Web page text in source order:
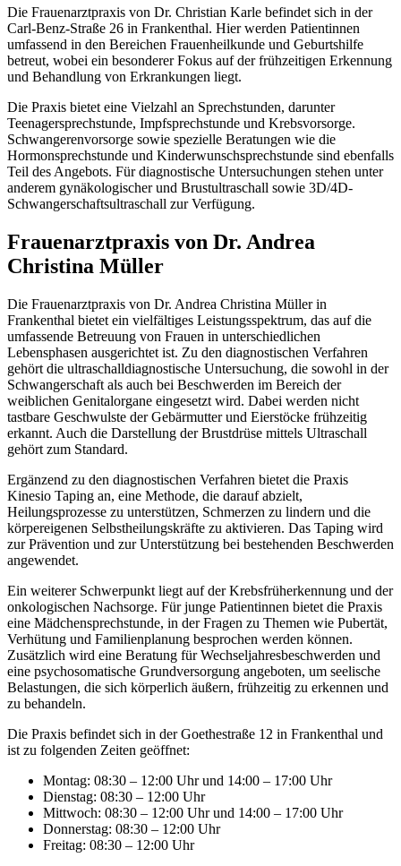
Die Frauenarztpraxis von Dr. Christian Karle befindet sich in der
Carl-Benz-Straße 26 in Frankenthal. Hier werden Patientinnen
umfassend in den Bereichen Frauenheilkunde und Geburtshilfe
betreut, wobei ein besonderer Fokus auf der frühzeitigen Erkennung
und Behandlung von Erkrankungen liegt.
Die Praxis bietet eine Vielzahl an Sprechstunden, darunter
Teenagersprechstunde, Impfsprechstunde und Krebsvorsorge.
Schwangerenvorsorge sowie spezielle Beratungen wie die
Hormonsprechstunde und Kinderwunschsprechstunde sind ebenfalls
Teil des Angebots. Für diagnostische Untersuchungen stehen unter
anderem gynäkologischer und Brustultraschall sowie 3D/4D-
Schwangerschaftsultraschall zur Verfügung.
Frauenarztpraxis von Dr. Andrea
Christina Müller
Die Frauenarztpraxis von Dr. Andrea Christina Müller in
Frankenthal bietet ein vielfältiges Leistungsspektrum, das auf die
umfassende Betreuung von Frauen in unterschiedlichen
Lebensphasen ausgerichtet ist. Zu den diagnostischen Verfahren
gehört die ultraschalldiagnostische Untersuchung, die sowohl in der
Schwangerschaft als auch bei Beschwerden im Bereich der
weiblichen Genitalorgane eingesetzt wird. Dabei werden nicht
tastbare Geschwulste der Gebärmutter und Eierstöcke frühzeitig
erkannt. Auch die Darstellung der Brustdrüse mittels Ultraschall
gehört zum Standard.
Ergänzend zu den diagnostischen Verfahren bietet die Praxis
Kinesio Taping an, eine Methode, die darauf abzielt,
Heilungsprozesse zu unterstützen, Schmerzen zu lindern und die
körpereigenen Selbstheilungskräfte zu aktivieren. Das Taping wird
zur Prävention und zur Unterstützung bei bestehenden Beschwerden
angewendet.
Ein weiterer Schwerpunkt liegt auf der Krebsfrüherkennung und der
onkologischen Nachsorge. Für junge Patientinnen bietet die Praxis
eine Mädchensprechstunde, in der Fragen zu Themen wie Pubertät,
Verhütung und Familienplanung besprochen werden können.
Zusätzlich wird eine Beratung für Wechseljahresbeschwerden und
eine psychosomatische Grundversorgung angeboten, um seelische
Belastungen, die sich körperlich äußern, frühzeitig zu erkennen und
zu behandeln.
Die Praxis befindet sich in der Goethestraße 12 in Frankenthal und
ist zu folgenden Zeiten geöffnet:
Montag: 08:30 – 12:00 Uhr und 14:00 – 17:00 Uhr
Dienstag: 08:30 – 12:00 Uhr
Mittwoch: 08:30 – 12:00 Uhr und 14:00 – 17:00 Uhr
Donnerstag: 08:30 – 12:00 Uhr
Freitag: 08:30 – 12:00 Uhr